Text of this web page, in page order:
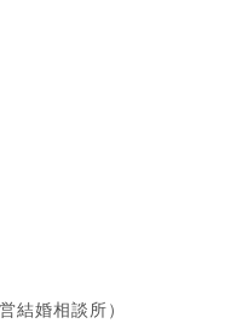
結婚相談所）